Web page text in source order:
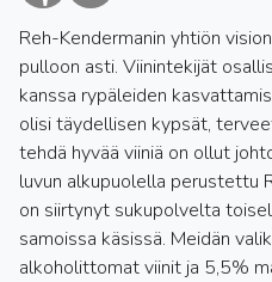
Reh-Kendermanin yhtiön
pulloon asti. Viinintekijät
kanssa rypäleiden
olisi täydellisen kypsät,
tehdä hyvää viiniä on ollut
luvun alkupuolella perustettu
on siirtynyt sukupolvelta
samoissa käsissä. Meidän
alkoholittomat viinit ja 5,5%